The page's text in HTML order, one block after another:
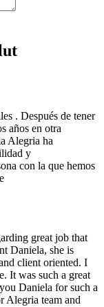
. Después de tener
años en otra
Alegria ha
y
con la que hemos
great job that
Daniela, she is
client oriented. I
It was such a great
Daniela for such a
Alegria team and